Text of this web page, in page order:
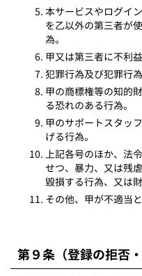
本サービスやログイ
を乙以外の第三者が
為。
甲又は第三者に不利
犯罪行為及び犯罪行
甲の商標権等の知的
る恐れのある行為。
甲のサポートスタッ
げる行為。
上記各号のほか、法
せつ、暴力、又は残
毀損する行為、又は
その他、甲が不適当
第９条（登録の拒否・